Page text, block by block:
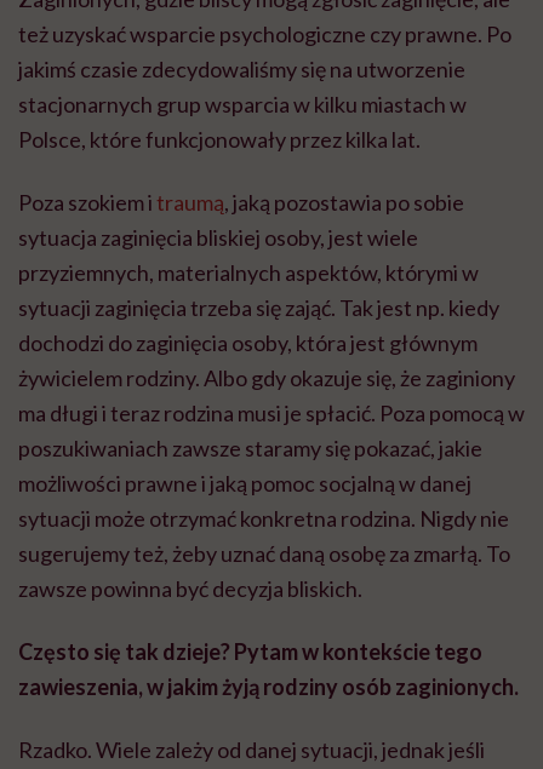
też uzyskać wsparcie psychologiczne czy prawne. Po
jakimś czasie zdecydowaliśmy się na utworzenie
stacjonarnych grup wsparcia w kilku miastach w
Polsce, które funkcjonowały przez kilka lat.
Poza szokiem itraumą, jaką pozostawia po sobie
sytuacja zaginięcia bliskiej osoby, jest wiele
przyziemnych, materialnych aspektów, którymi w
sytuacji zaginięcia trzeba się zająć. Tak jest np. kiedy
dochodzi do zaginięcia osoby, która jest głównym
żywicielem rodziny. Albo gdy okazuje się, że zaginiony
ma długi i teraz rodzina musi je spłacić. Poza pomocą w
poszukiwaniach zawsze staramy się pokazać, jakie
możliwości prawne i jaką pomoc socjalną w danej
sytuacji może otrzymać konkretna rodzina. Nigdy nie
sugerujemy też, żeby uznać daną osobę za zmarłą. To
zawsze powinna być decyzja bliskich.
Często się tak dzieje? Pytam w kontekście tego
zawieszenia, w jakim żyją rodziny osób zaginionych.
Rzadko. Wiele zależy od danej sytuacji, jednak jeśli